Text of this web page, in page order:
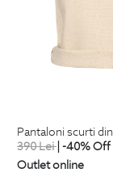
pantaloni scurti
390Lei| -40% Off
Outlet online